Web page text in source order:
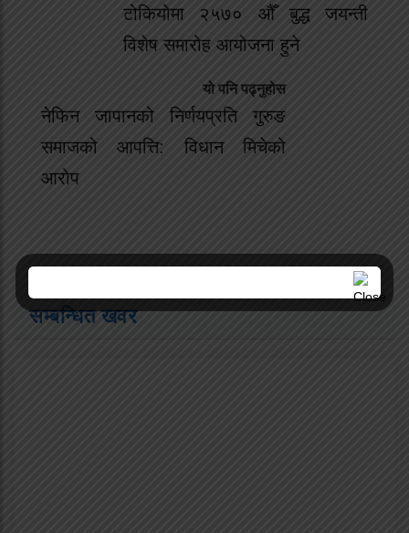
टोकियोमा २५७० औँ बुद्ध जयन्ती
विशेष समारोह आयोजना हुने
यो पनि पढ्नुहोस
नेफिन जापानको निर्णयप्रति गुरुङ
समाजको आपत्ति: विधान मिचेको
आरोप
सम्बन्धित खवर